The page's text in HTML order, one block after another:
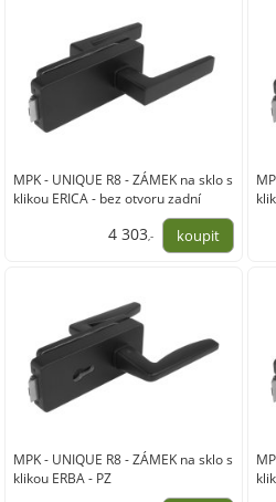
MPK - UNIQUE R8 - ZÁMEK na sklo s
klikou ERICA - bez otvoru zadní
4 303,-
MPK - UNIQUE R8 - ZÁMEK na sklo s
klikou ERBA - PZ